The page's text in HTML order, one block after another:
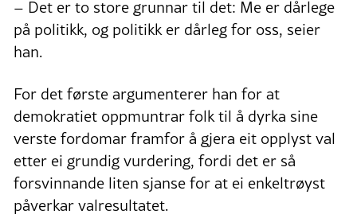
– Det er to store grunnar til det: Me er dårlege
på politikk, og politikk er dårleg for oss, seier
han.
For det første argumenterer han for at
demokratiet oppmuntrar folk til å dyrka sine
verste fordomar framfor å gjera eit opplyst val
etter ei grundig vurdering, fordi det er så
forsvinnande liten sjanse for at ei enkeltrøyst
påverkar valresultatet.